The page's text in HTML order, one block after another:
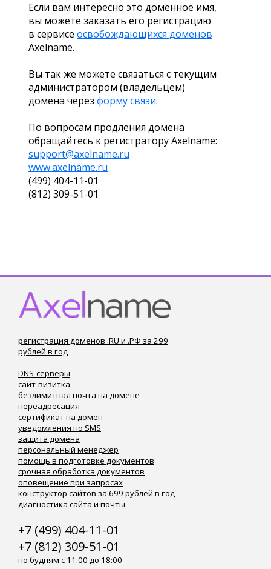
Если вам интересно это доменное имя,
вы можете заказать его регистрацию
в сервисе освобождающихся доменов
Axelname.
Вы так же можете связаться с текущим
администратором (владельцем)
домена через форму связи.
По вопросам продления домена
обращайтесь к регистратору Axelname:
support@axelname.ru
www.axelname.ru
(499) 404-11-01
(812) 309-51-01
регистрация доменов .RU и .РФ за 299
рублей в год
DNS-серверы
сайт-визитка
безлимитная почта на домене
переадресация
сертификат на домен
уведомления по SMS
защита домена
персональный менеджер
помощь в подготовке документов
срочная обработка документов
оповещение при запросах
конструктор сайтов за 699 рублей в год
диагностика сайта и почты
+7 (499) 404-11-01
+7 (812) 309-51-01
по будням с 11:00 до 18:00